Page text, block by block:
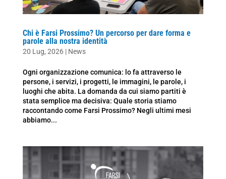
Chi è Farsi Prossimo? Un percorso per dare forma e
parole alla nostra identità
20 Lug, 2026| News
Ogni organizzazione comunica: lo fa attraverso le
persone, i servizi, i progetti, le immagini, le parole, i
luoghi che abita. La domanda da cui siamo partiti è
stata semplice ma decisiva: Quale storia stiamo
raccontando come Farsi Prossimo? Negli ultimi mesi
abbiamo...